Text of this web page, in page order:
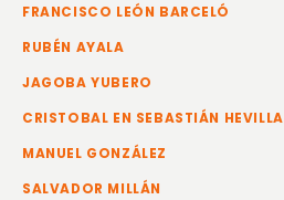
FRANCISCO LEÓN BARCELÓ
RUBÉN AYALA
JAGOBA YUBERO
CRISTOBAL EN SEBASTIÁN HEVILLA
MANUEL GONZÁLEZ
SALVADOR MILLÁN